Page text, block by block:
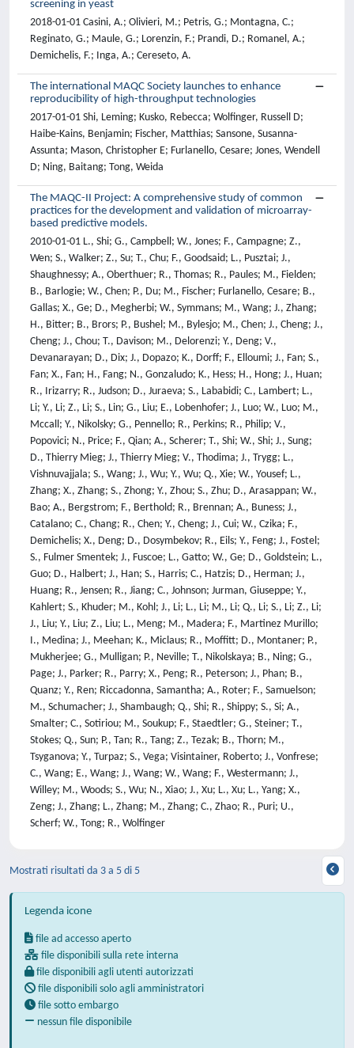
screening in yeast
2018-01-01 Casini, A.; Olivieri, M.; Petris, G.; Montagna, C.;
Reginato, G.; Maule, G.; Lorenzin, F.; Prandi, D.; Romanel, A.;
Demichelis, F.; Inga, A.; Cereseto, A.
The international MAQC Society launches to enhance
reproducibility of high-throughput technologies
2017-01-01 Shi, Leming; Kusko, Rebecca; Wolfinger, Russell D;
Haibe-Kains, Benjamin; Fischer, Matthias; Sansone, Susanna-
Assunta; Mason, Christopher E; Furlanello, Cesare; Jones, Wendell
D; Ning, Baitang; Tong, Weida
The MAQC-II Project: A comprehensive study of common
practices for the development and validation of microarray-
based predictive models.
2010-01-01 L., Shi; G., Campbell; W., Jones; F., Campagne; Z.,
Wen; S., Walker; Z., Su; T., Chu; F., Goodsaid; L., Pusztai; J.,
Shaughnessy; A., Oberthuer; R., Thomas; R., Paules; M., Fielden;
B., Barlogie; W., Chen; P., Du; M., Fischer; Furlanello, Cesare; B.,
Gallas; X., Ge; D., Megherbi; W., Symmans; M., Wang; J., Zhang;
H., Bitter; B., Brors; P., Bushel; M., Bylesjo; M., Chen; J., Cheng; J.,
Cheng; J., Chou; T., Davison; M., Delorenzi; Y., Deng; V.,
Devanarayan; D., Dix; J., Dopazo; K., Dorff; F., Elloumi; J., Fan; S.,
Fan; X., Fan; H., Fang; N., Gonzaludo; K., Hess; H., Hong; J., Huan;
R., Irizarry; R., Judson; D., Juraeva; S., Lababidi; C., Lambert; L.,
Li; Y., Li; Z., Li; S., Lin; G., Liu; E., Lobenhofer; J., Luo; W., Luo; M.,
Mccall; Y., Nikolsky; G., Pennello; R., Perkins; R., Philip; V.,
Popovici; N., Price; F., Qian; A., Scherer; T., Shi; W., Shi; J., Sung;
D., Thierry Mieg; J., Thierry Mieg; V., Thodima; J., Trygg; L.,
Vishnuvajjala; S., Wang; J., Wu; Y., Wu; Q., Xie; W., Yousef; L.,
Zhang; X., Zhang; S., Zhong; Y., Zhou; S., Zhu; D., Arasappan; W.,
Bao; A., Bergstrom; F., Berthold; R., Brennan; A., Buness; J.,
Catalano; C., Chang; R., Chen; Y., Cheng; J., Cui; W., Czika; F.,
Demichelis; X., Deng; D., Dosymbekov; R., Eils; Y., Feng; J., Fostel;
S., Fulmer Smentek; J., Fuscoe; L., Gatto; W., Ge; D., Goldstein; L.,
Guo; D., Halbert; J., Han; S., Harris; C., Hatzis; D., Herman; J.,
Huang; R., Jensen; R., Jiang; C., Johnson; Jurman, Giuseppe; Y.,
Kahlert; S., Khuder; M., Kohl; J., Li; L., Li; M., Li; Q., Li; S., Li; Z., Li;
J., Liu; Y., Liu; Z., Liu; L., Meng; M., Madera; F., Martinez Murillo;
I., Medina; J., Meehan; K., Miclaus; R., Moffitt; D., Montaner; P.,
Mukherjee; G., Mulligan; P., Neville; T., Nikolskaya; B., Ning; G.,
Page; J., Parker; R., Parry; X., Peng; R., Peterson; J., Phan; B.,
Quanz; Y., Ren; Riccadonna, Samantha; A., Roter; F., Samuelson;
M., Schumacher; J., Shambaugh; Q., Shi; R., Shippy; S., Si; A.,
Smalter; C., Sotiriou; M., Soukup; F., Staedtler; G., Steiner; T.,
Stokes; Q., Sun; P., Tan; R., Tang; Z., Tezak; B., Thorn; M.,
Tsyganova; Y., Turpaz; S., Vega; Visintainer, Roberto; J., Vonfrese;
C., Wang; E., Wang; J., Wang; W., Wang; F., Westermann; J.,
Willey; M., Woods; S., Wu; N., Xiao; J., Xu; L., Xu; L., Yang; X.,
Zeng; J., Zhang; L., Zhang; M., Zhang; C., Zhao; R., Puri; U.,
Scherf; W., Tong; R., Wolfinger
Mostrati risultati da 3 a 5 di 5
Legenda icone
file ad accesso aperto
file disponibili sulla rete interna
file disponibili agli utenti autorizzati
file disponibili solo agli amministratori
file sotto embargo
nessun file disponibile